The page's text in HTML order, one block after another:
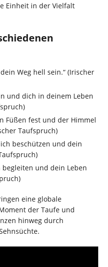
Einheit in der Vielfalt
Weg hell sein.“ (Irischer
und dich in deinem Leben
Füßen fest und der Himmel
Taufspruch)
beschützen und dein
begleiten und dein Leben
eine globale
der Taufe und
hinweg durch